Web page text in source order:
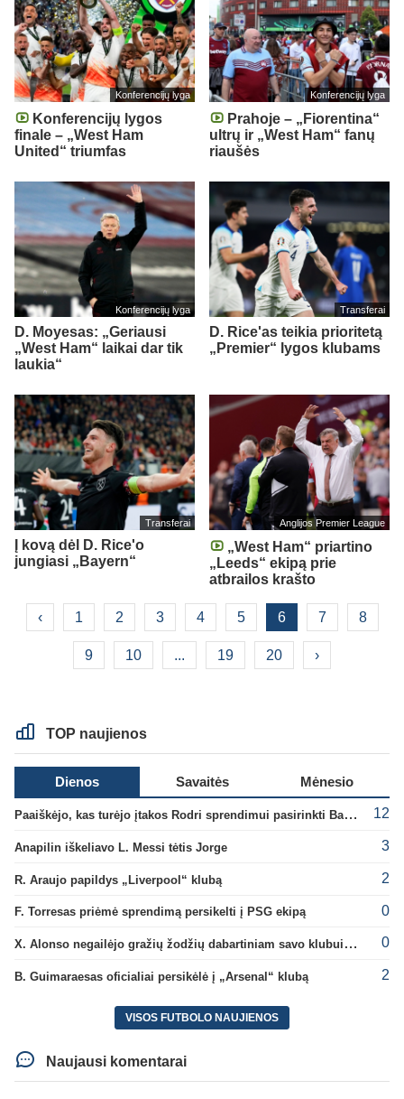
Konferencijų lyga
Konferencijų lygos
finale – „West Ham
United“ triumfas
Konferencijų lyga
Prahoje – „Fiorentina“
ultrų ir „West Ham“ fanų
riaušės
Konferencijų lyga
D. Moyesas: „Geriausi
„West Ham“ laikai dar tik
laukia“
Transferai
D. Rice'as teikia prioritetą
„Premier“ lygos klubams
Transferai
Į kovą dėl D. Rice'o
jungiasi „Bayern“
Anglijos Premier League
„West Ham“ priartino
„Leeds“ ekipą prie
atbrailos krašto
‹ 1 2 3 4 5 6 7 8
9 10 ... 19 20 ›
TOP naujienos
Dienos Savaitės Mėnesio
Paaiškėjo, kas turėjo įtakos Rodri sprendimui pasirinkti Barselonos pusę 12
Anapilin iškeliavo L. Messi tėtis Jorge 3
R. Araujo papildys „Liverpool“ klubą 2
F. Torresas priėmė sprendimą persikelti į PSG ekipą 0
X. Alonso negailėjo gražių žodžių dabartiniam savo klubui „Chelsea“ 0
B. Guimaraesas oficialiai persikėlė į „Arsenal“ klubą 2
VISOS FUTBOLO NAUJIENOS
Naujausi komentarai